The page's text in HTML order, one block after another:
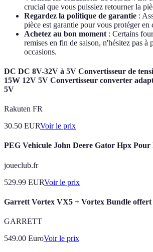
crucial que vous puissiez retourner la
Regardez la politique de garantie :
pièce est garantie pour vous protéger en
Achetez au bon moment : Certains
remises en fin de saison, n'hésitez pas à
occasions.
DC DC 8V-32V à 5V Convertisseur de
15W 12V 5V Convertisseur converter
5V
Rakuten FR
30.50 EURVoir le prix
PEG Vehicule John Deere Gator Hpx
joueclub.fr
529.99 EURVoir le prix
Garrett Vortex VX5 + Vortex Bundle offert
GARRETT
549.00 EuroVoir le prix